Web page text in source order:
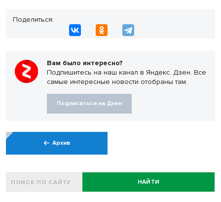
Поделиться:
Вам было интересно?
Подпишитесь на наш канал в Яндекс. Дзен. Все
самые интересные новости отобраны там.
Подписаться на Дзен
Архив
НАЙТИ